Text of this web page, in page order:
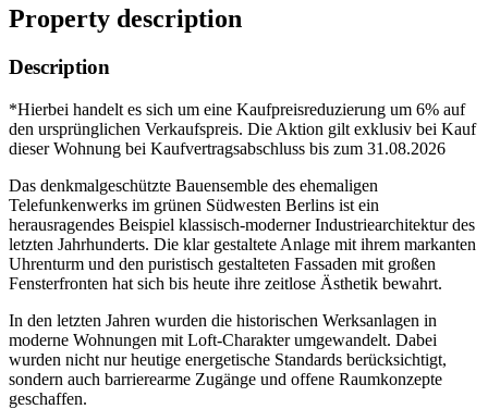
Property description
Description
*Hierbei handelt es sich um eine Kaufpreisreduzierung um 6% auf
den ursprünglichen Verkaufspreis. Die Aktion gilt exklusiv bei Kauf
dieser Wohnung bei Kaufvertragsabschluss bis zum 31.08.2026
Das denkmalgeschützte Bauensemble des ehemaligen
Telefunkenwerks im grünen Südwesten Berlins ist ein
herausragendes Beispiel klassisch-moderner Industriearchitektur des
letzten Jahrhunderts. Die klar gestaltete Anlage mit ihrem markanten
Uhrenturm und den puristisch gestalteten Fassaden mit großen
Fensterfronten hat sich bis heute ihre zeitlose Ästhetik bewahrt.
In den letzten Jahren wurden die historischen Werksanlagen in
moderne Wohnungen mit Loft-Charakter umgewandelt. Dabei
wurden nicht nur heutige energetische Standards berücksichtigt,
sondern auch barrierearme Zugänge und offene Raumkonzepte
geschaffen.